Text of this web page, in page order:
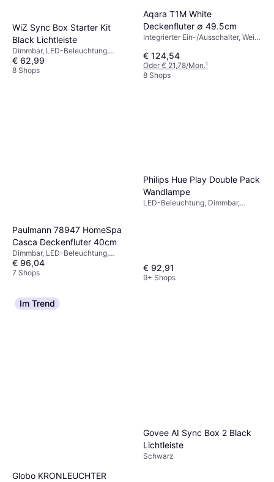
WiZ Sync Box Starter Kit
Black Lichtleiste
Dimmbar, LED-Beleuchtung,
Schwarz
€ 62,99
8 Shops
Aqara T1M White
Deckenfluter ∅ 49.5cm
Integrierter Ein-/Ausschalter, Weiß,
€ 124,54
Oder € 21,78/Mon.¹
8 Shops
Paulmann 78947 HomeSpa
Casca Deckenfluter 40cm
Dimmbar, LED-Beleuchtung,
Silber, Weiß, Schwarz, Metall, IP-
Schutzart: IP20
€ 96,04
7 Shops
Philips Hue Play Double Pack
Wandlampe
LED-Beleuchtung, Dimmbar,
€ 92,91
9+ Shops
Im Trend
Globo KRONLEUCHTER
Govee AI Sync Box 2 Black
Lichtleiste
Schwarz